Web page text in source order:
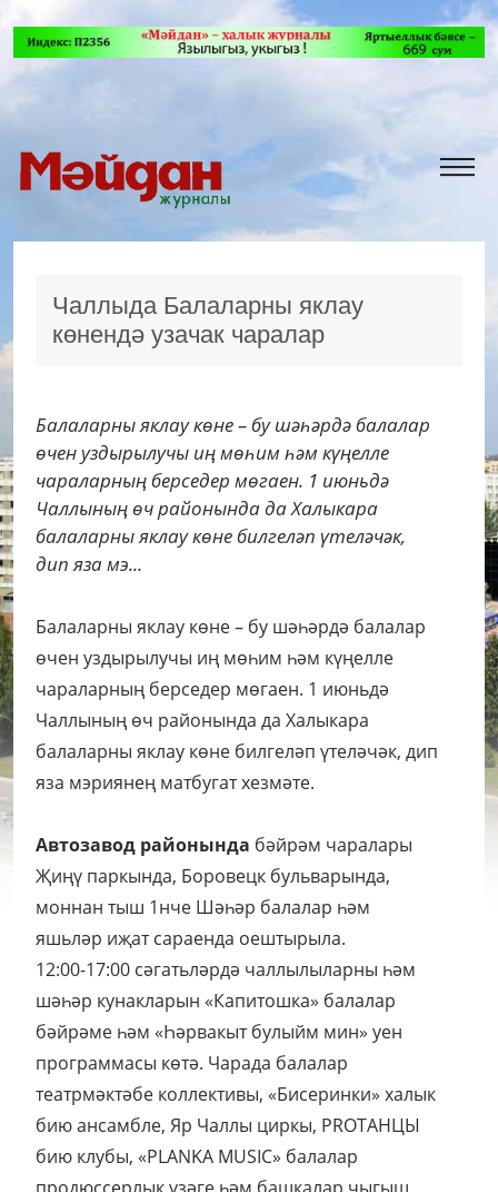
Чаллыда Балаларны яклау
көнендә узачак чаралар
Балаларны яклау көне – бу шәһәрдә балалар
өчен уздырылучы иң мөһим һәм күңелле
чараларның берседер мөгаен. 1 июньдә
Чаллының өч районында да Халыкара
балаларны яклау көне билгеләп үтеләчәк,
дип яза мэ...
Балаларны яклау көне – бу шәһәрдә балалар
өчен уздырылучы иң мөһим һәм күңелле
чараларның берседер мөгаен. 1 июньдә
Чаллының өч районында да Халыкара
балаларны яклау көне билгеләп үтеләчәк, дип
яза мэриянең матбугат хезмәте.
Автозавод районында бәйрәм чаралары
Җиңү паркында, Боровецк бульварында,
моннан тыш 1нче Шәһәр балалар һәм
яшьләр иҗат сараенда оештырыла.
12:00-17:00 сәгатьләрдә чаллылыларны һәм
шәһәр кунакларын «Капитошка» балалар
бәйрәме һәм «Һәрвакыт булыйм мин» уен
программасы көтә. Чарада балалар
театрмәктәбе коллективы, «Бисеринки» халык
бию ансамбле, Яр Чаллы циркы, PROТАНЦЫ
бию клубы, «PLANKA MUSIC» балалар